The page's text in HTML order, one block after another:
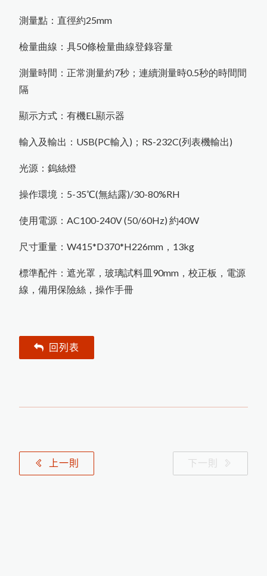
恆溫恆濕試驗機
電阻計
糖度計
精密天平
恆溫水槽
L-600統計型膜厚計
PosiTest HHD C高壓針孔測試儀
Novo-Curve 4
小
物(
曲
面)
光
澤
度
產通知
PosiTest OTL爐溫記錄器
PosiTector D
P
M
L金
屬
表
面
露
點
記
錄
器
P
o
siT
e
s
P
D
C
a
b
le
d
W
a
n
d
濕
式
孔
測
試
儀
專
用
外
接
式
握
P
o
s
iT
e
c
t
o
r
U
T
G
超
音
波
測
厚
儀
新
增
3
種
探
頭
P
o
s
iT
ec
t
o
r
S
H
D
電
子
式
橡
膠
硬
度計
測量點：直徑約25mm
檢量曲線：具50條檢量曲線登錄容量
測量時間：正常測量約7秒；連續測量時0.5秒的時間間
隔
顯示方式：有機EL顯示器
輸入及輸出：USB(PC輸入)；RS-232C(列表機輸出)
光源：鎢絲燈
操作環境：5-35℃(無結露)/30-80%RH
使用電源：AC100-240V (50/60Hz) 約40W
尺寸重量：W415*D370*H226mm，13kg
標準配件：遮光罩，玻璃試料皿90mm，校正板，電源
線，備用保險絲，操作手冊
回列表
上一則 下一則